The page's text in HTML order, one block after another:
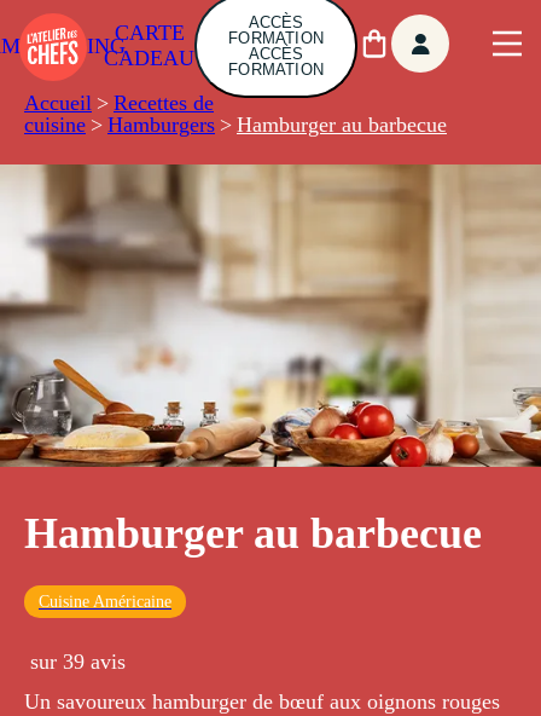
CARTE
CADEAU
ACCÈS
FORMATION
ACCÈS
FORMATION
Accueil > Recettes de
cuisine > Hamburgers > Hamburger au barbecue
Hamburger au barbecue
Cuisine Américaine
sur 39 avis
Un savoureux hamburger de bœuf aux oignons rouges